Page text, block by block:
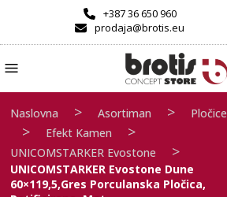
+387 36 650 960
prodaja@brotis.eu
Naslovna > Asortiman > Pločice
> Efekt Kamen >
UNICOMSTARKER Evostone >
UNICOMSTARKER Evostone Dune
60×119,5,gres Porculanska Pločica,